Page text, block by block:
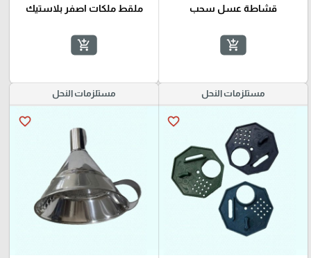
قشاطة عسل سحب
add_shopping_cart
ملقط ملكات اصفر بلاستيك
add_shopping_cart
مستلزمات النحل
favorite_border
مستلزمات النحل
favorite_border